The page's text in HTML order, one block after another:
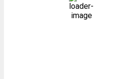
69 %
1008 mb